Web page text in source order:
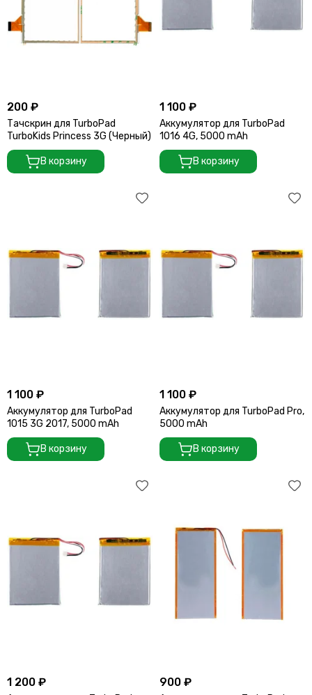
200 ₽
Тачскрин для TurboPad
TurboKids Princess 3G (Черный)
В корзину
1 100 ₽
Аккумулятор для TurboPad
1016 4G, 5000 mAh
В корзину
1 100 ₽
Аккумулятор для TurboPad
1015 3G 2017, 5000 mAh
В корзину
1 100 ₽
Аккумулятор для TurboPad Pro,
5000 mAh
В корзину
1 200 ₽ 900 ₽